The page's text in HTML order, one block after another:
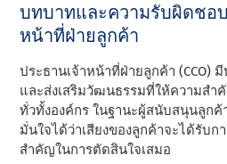
บทบาทและความรับผิดชอ
หน้าที่ฝ่ายลูกค้า
ประธานเจ้าหน้าที่ฝ่ายลูกค้า (CCO)
และส่งเสริมวัฒนธรรมที่ให้ความสํ
ทั่วทั้งองค์กร ในฐานะผู้สนับสนุนลูกค้
มั่นใจได้ว่าเสียงของลูกค้าจะได้รับ
สําคัญในการตัดสินใจเสมอ